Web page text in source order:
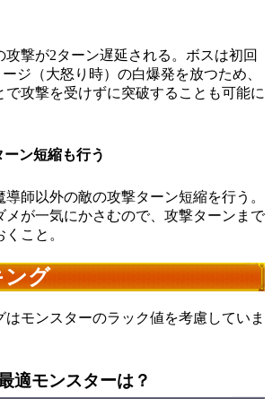
攻撃が2ターン遅延される。ボスは初回
ジ（大怒り時）の白爆発を放つため、
で攻撃を受けずに突破することも可能に
ン短縮も行う
師以外の敵の攻撃ターン短縮を行う。
メが一気にかさむので、攻撃ターンまで
こと。
ング
モンスターのラック値を考慮していま
適モンスターは？